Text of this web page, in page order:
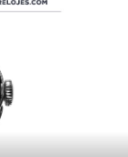
más me
los años
En